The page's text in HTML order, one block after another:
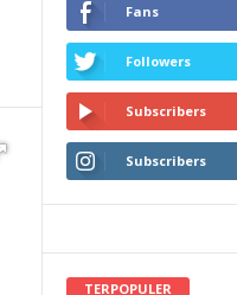
Fans
Followers
Subscribers
Subscribers